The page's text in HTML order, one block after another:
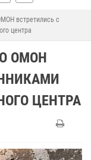
встретились с
центра
ОМОН
ЦЕНТРА